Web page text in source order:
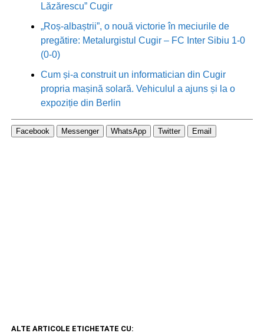
Lăzărescu” Cugir
„Roș-albaștrii”, o nouă victorie în meciurile de
pregătire: Metalurgistul Cugir – FC Inter Sibiu 1-0
(0-0)
Cum și-a construit un informatician din Cugir
propria mașină solară. Vehiculul a ajuns și la o
expoziție din Berlin
Facebook Messenger WhatsApp Twitter Email
ALTE ARTICOLE ETICHETATE CU: